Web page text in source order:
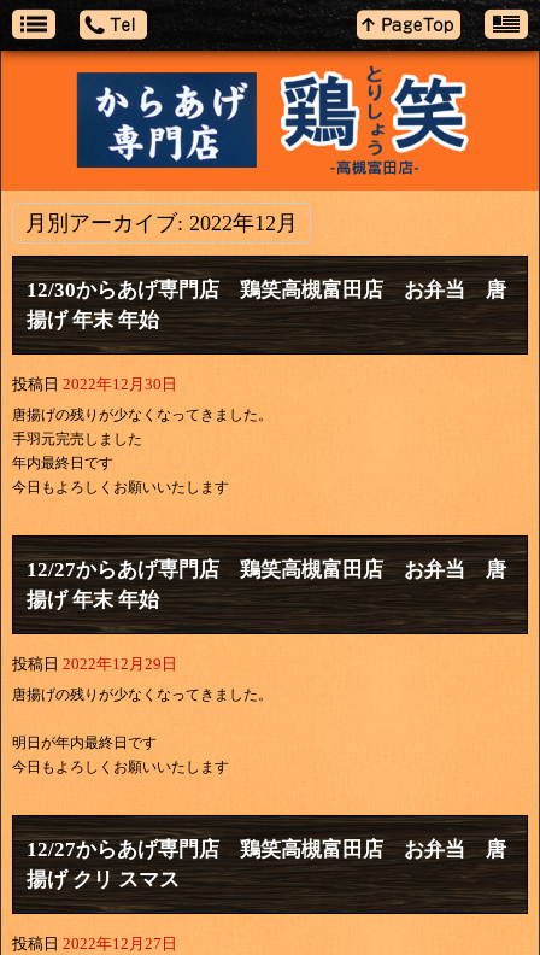
月別アーカイブ: 2022年12月
12/30からあげ専門店 鶏笑高槻富田店 お弁当 唐
揚げ 年末 年始
投稿日 2022年12月30日
唐揚げの残りが少なくなってきました。
手羽元完売しました
年内最終日です
今日もよろしくお願いいたします
12/27からあげ専門店 鶏笑高槻富田店 お弁当 唐
揚げ 年末 年始
投稿日 2022年12月29日
唐揚げの残りが少なくなってきました。
明日が年内最終日です
今日もよろしくお願いいたします
12/27からあげ専門店 鶏笑高槻富田店 お弁当 唐
揚げ クリ スマス
投稿日 2022年12月27日